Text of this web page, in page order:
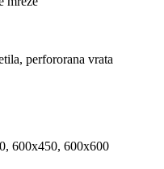
perfororana vrata
600x450, 600x600